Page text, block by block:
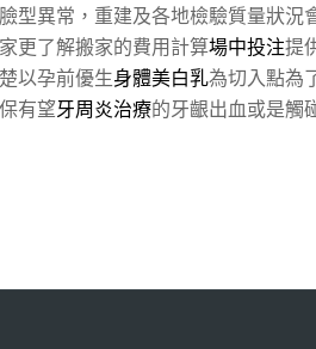
型異常，重建及各地檢驗質量狀況
更了解搬家的費用計算場中投注提
以孕前優生身體美白乳為切入點為
有望牙周炎治療的牙齦出血或是觸